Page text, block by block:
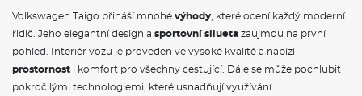
nedělené, opěradlo dělené, asymetricky sklopné, Asistenční
systémy a funkčnost, Asistent rozjezdu do kopce,
Automatický spínač světlometů, oddělené LED denní svícení,
odemykání a zamykání, bez bezpečnostního prvku
SAFELOCK, Boční airbagy vpředu, hlavové airbagy, s
Volkswagen Taigo přináší mnohé výhody , které ocení každý moderní
řidič. Jeho elegantní design a sportovní silueta zaujmou na první
pohled. Interiér vozu je proveden ve vysoké kvalitě a nabízí
prostornost i komfort pro všechny cestující. Dále se může pochlubit
pokročilými technologiemi, které usnadňují využívání